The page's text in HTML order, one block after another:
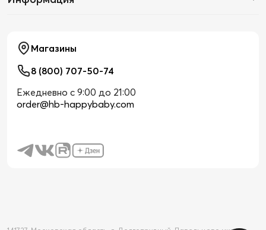
Магазины
8 (800) 707-50-74
Ежедневно с 9:00 до 21:00
order@hb-happybaby.com